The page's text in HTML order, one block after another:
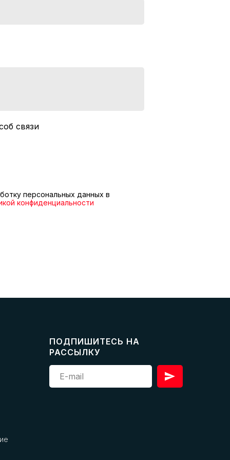
связи
персональных данных в
конфиденциальности
ПОДПИШИТЕСЬ НА
РАССЫЛКУ